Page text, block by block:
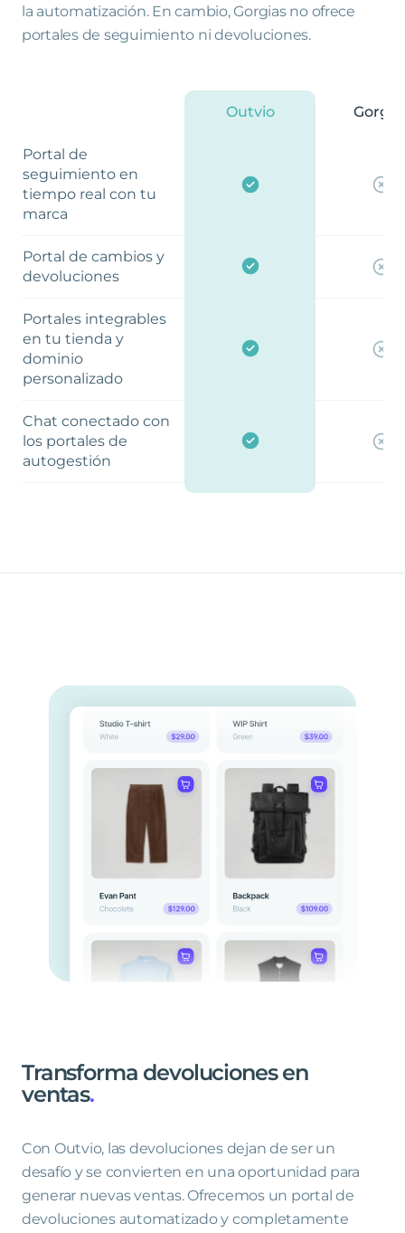
la automatización. En cambio, Gorgias no ofrece
portales de seguimiento ni devoluciones.
Outvio
Portal de
seguimiento en
tiempo real con tu
marca
Portal de cambios y
devoluciones
Portales integrables
en tu tienda y
dominio
personalizado
Chat conectado con
los portales de
autogestión
Transforma devoluciones en
ventas.
Con Outvio, las devoluciones dejan de ser un
desafío y se convierten en una oportunidad para
generar nuevas ventas. Ofrecemos un portal de
devoluciones automatizado y completamente